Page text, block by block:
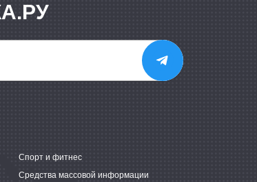
Спорт и фитнес
Средства массовой информации